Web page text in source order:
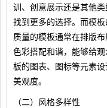
训、创意展示还是其他
找到更多的选择。而模
质量的模板通常在排版
色彩搭配和谐，能够给
板的图表、图标等元素
美观度。
（二）风格多样性